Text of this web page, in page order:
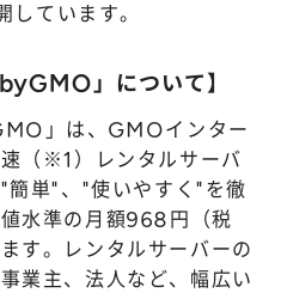
しています。
」について】
」は、GMOインター
（※1）レンタルサーバ
簡単"、"使いやすく"を徹
水準の月額968円（税
す。レンタルサーバーの
業主、法人など、幅広い